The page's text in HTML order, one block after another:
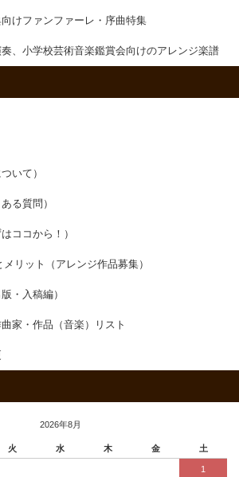
けファンファーレ・序曲特集
、小学校芸術音楽鑑賞会向けのアレンジ楽譜
いて）
る質問）
ココから！）
リット（アレンジ作品募集）
・入稿編）
家・作品（音楽）リスト
2026年8月
火 水 木 金 土
1